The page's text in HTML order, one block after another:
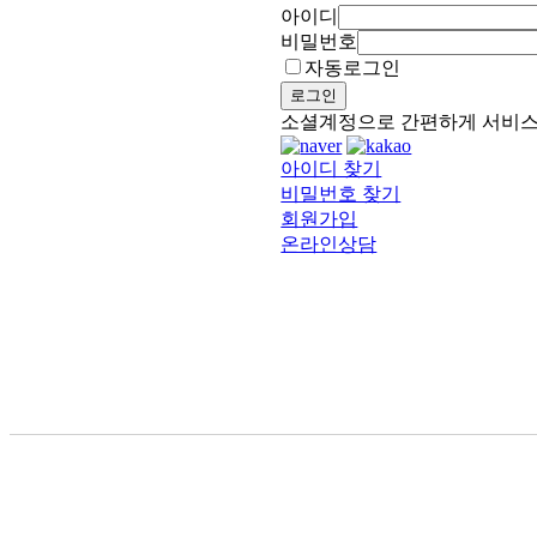
아이디
비밀번호
자동로그인
로그인
소셜계정으로 간편하게 서비
아이디 찾기
비밀번호 찾기
회원가입
온라인상담